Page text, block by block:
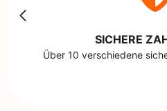
SICHERE
Über 10 verschiedene